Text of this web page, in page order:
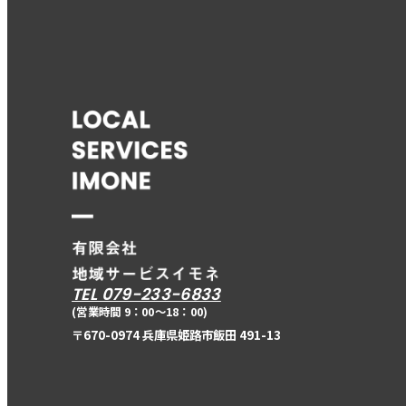
TEL 079-233-6833
(営業時間 9：00〜18：00)
〒670-0974 兵庫県姫路市飯田 491-13